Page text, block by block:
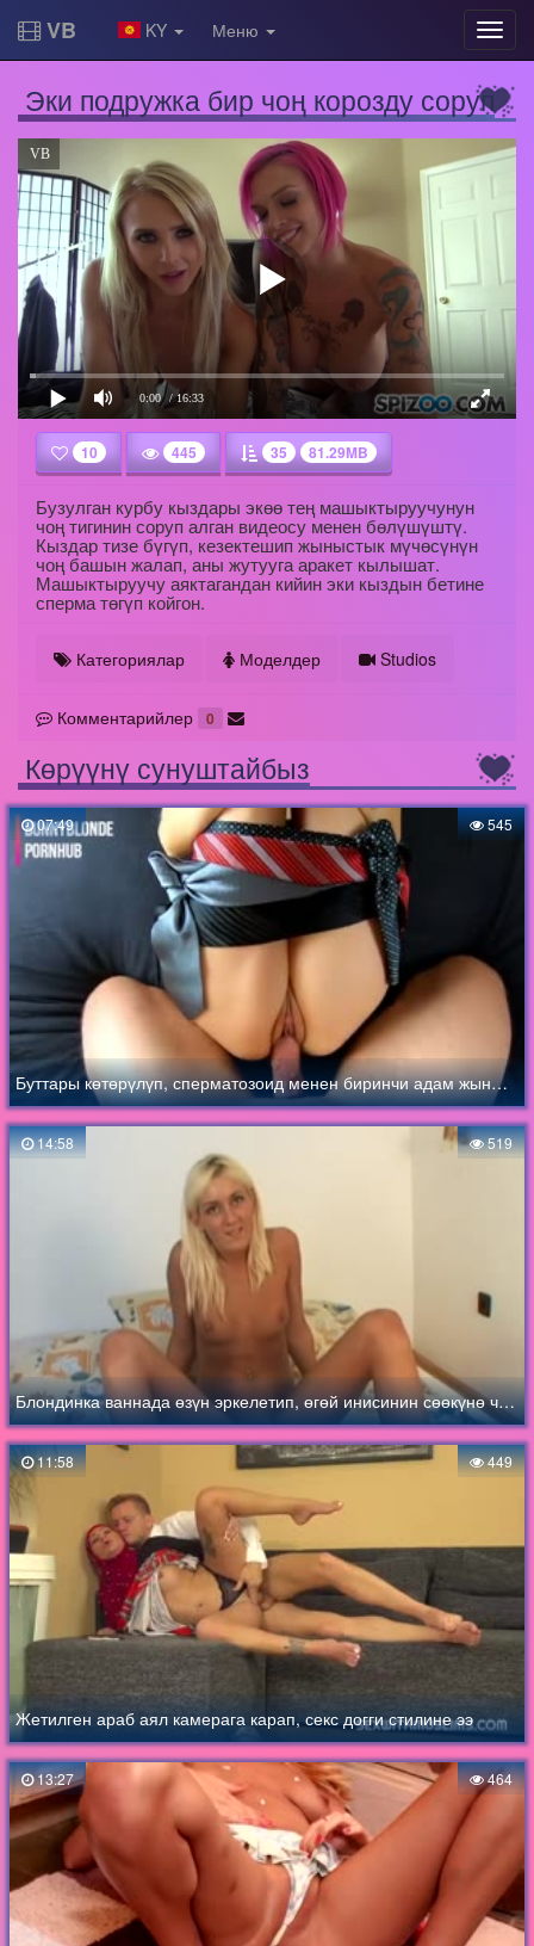
VB KY Меню
Эки подружка бир чоң корозду соруп
VB
0:00 / 16:33
10 445 35 81.29MB
Бузулган курбу кыздары экөө тең машыктыруучунун
чоң тигинин соруп алган видеосу менен бөлүшүштү.
Кыздар тизе бүгүп, кезектешип жыныстык мүчөсүнүн
чоң башын жалап, аны жутууга аракет кылышат.
Машыктыруучу аяктагандан кийин эки кыздын бетине
сперма төгүп койгон.
Категориялар Моделдер Studios
Комментарийлер 0
Көрүүнү сунуштайбыз
07:49 545
Буттары көтөрүлүп, сперматозоид менен биринчи адам жыныстык катнашта болот
14:58 519
Блондинка ваннада өзүн эркелетип, өгөй инисинин сөөкүнө чуркап кирди
11:58 449
Жетилген араб аял камерага карап, секс догги стилине ээ
13:27 464